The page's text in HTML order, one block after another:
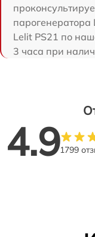
Lelit PS21 по
3 часа при
4.91799